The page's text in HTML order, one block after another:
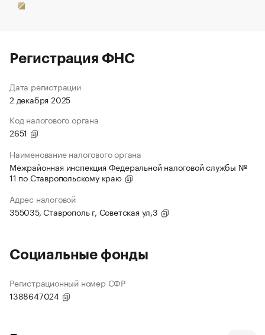
Регистрация ФНС
Дата регистрации
2 декабря 2025
Код налогового органа
2651
Наименование налогового органа
Межрайонная инспекция Федеральной налоговой службы №
11 по Ставропольскому краю
Адрес налоговой
355035, Ставрополь г, Советская ул,3
Социальные фонды
Регистрационный номер СФР
1388647024